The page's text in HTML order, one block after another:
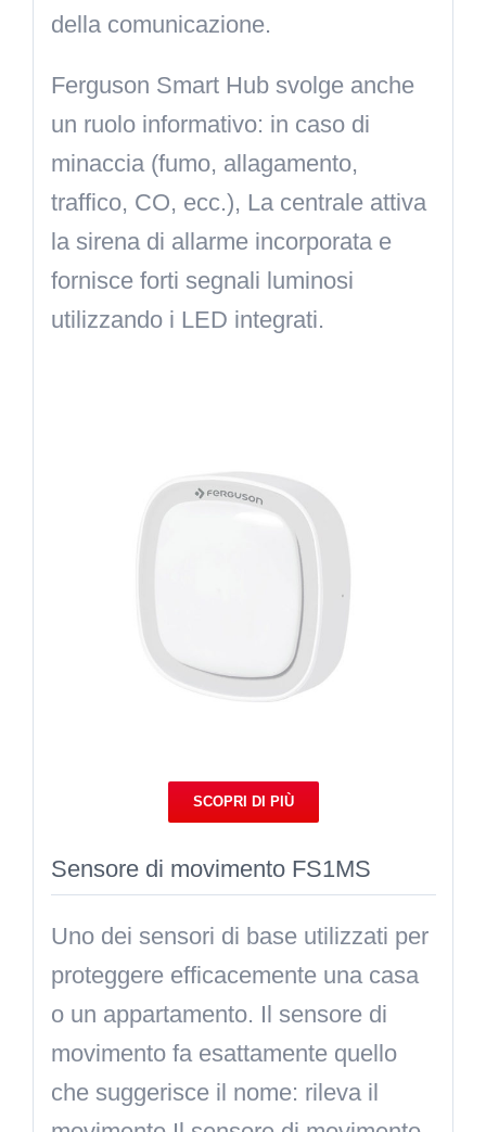
della comunicazione.
Ferguson Smart Hub svolge anche
un ruolo informativo: in caso di
minaccia (fumo, allagamento,
traffico, CO, ecc.), La centrale attiva
la sirena di allarme incorporata e
fornisce forti segnali luminosi
utilizzando i LED integrati.
SCOPRI DI PIÙ
Sensore di movimento FS1MS
Uno dei sensori di base utilizzati per
proteggere efficacemente una casa
o un appartamento. Il sensore di
movimento fa esattamente quello
che suggerisce il nome: rileva il